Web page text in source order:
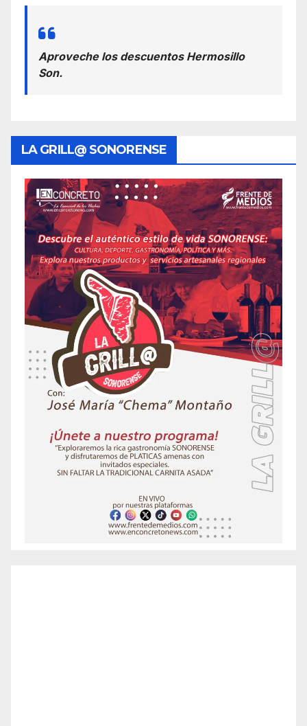
Aproveche los descuentos Hermosillo
Son.
LA GRILL@ SONORENSE